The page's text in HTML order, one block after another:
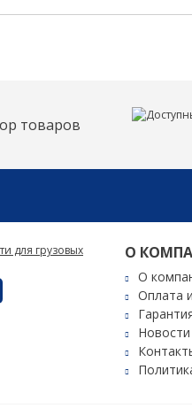
товаров
О
О
Оплата
Новости